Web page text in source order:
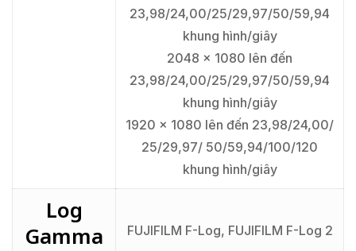
23,98/24,00/25/29,97/50/59,94
khung hình/giây
2048 x 1080 lên đến
23,98/24,00/25/29,97/50/59,94
khung hình/giây
1920 x 1080 lên đến 23,98/24,00/
25/29,97/ 50/59,94/100/120
khung hình/giây
Log
Gamma
FUJIFILM F-Log, FUJIFILM F-Log 2